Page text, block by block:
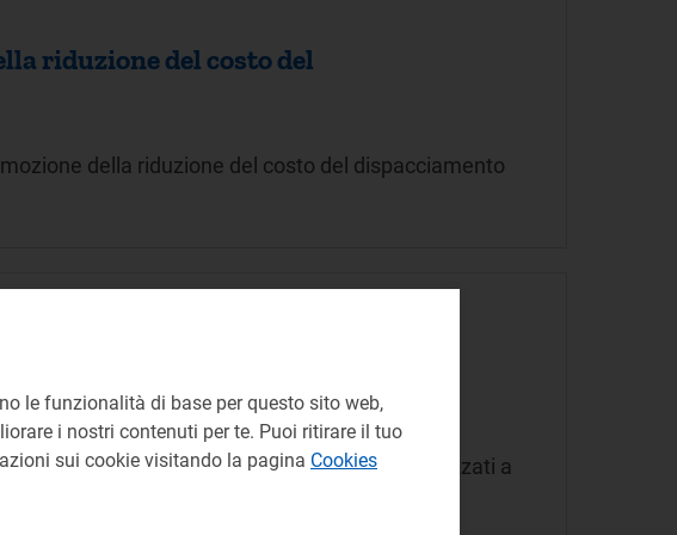
riduzione del costo del
della riduzione del costo del dispacciamento
deliberazione dell’Autorità
con deliberazione 597/2021/R/eel, finalizzati a
le funzionalità di base per questo sito web,
i nostri contenuti per te. Puoi ritirare il tuo
sui cookie visitando la pagina Cookies